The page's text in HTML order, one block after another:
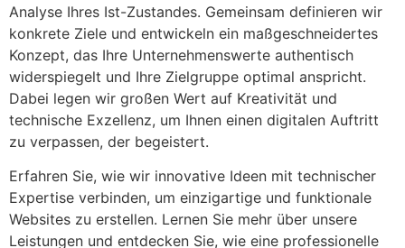
Analyse Ihres Ist-Zustandes. Gemeinsam definieren wir
konkrete Ziele und entwickeln ein maßgeschneidertes
Konzept, das Ihre Unternehmenswerte authentisch
widerspiegelt und Ihre Zielgruppe optimal anspricht.
Dabei legen wir großen Wert auf Kreativität und
technische Exzellenz, um Ihnen einen digitalen Auftritt
zu verpassen, der begeistert.
Erfahren Sie, wie wir innovative Ideen mit technischer
Expertise verbinden, um einzigartige und funktionale
Websites zu erstellen. Lernen Sie mehr über unsere
Leistungen und entdecken Sie, wie eine professionelle